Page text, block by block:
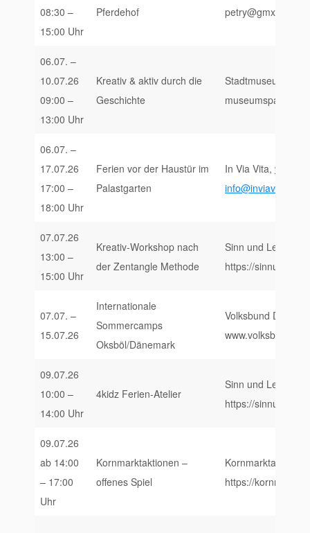
08:30 –
15:00 Uhr
Pferdehof
petry@gmx.de,
06.07. –
10.07.26
09:00 –
13:00 Uhr
Kreativ & aktiv durch die
Geschichte
Stadtmuseum
06.07. –
17.07.26
17:00 –
18:00 Uhr
Ferien vor der Haustür im
Palastgarten
In Via Vita,
info@inviavita.de
07.07.26
13:00 –
15:00 Uhr
Kreativ-Workshop nach
der Zentangle Methode
Sinn und Leben,
https://
07.07. –
15.07.26
Internationale
Sommercamps
Oksböl/Dänemark
Volksbund
09.07.26
10:00 –
14:00 Uhr
4kidz Ferien-Atelier
Sinn und Leben,
https://
09.07.26
ab 14:00
– 17:00
Uhr
Kornmarktaktionen –
offenes Spiel
https://